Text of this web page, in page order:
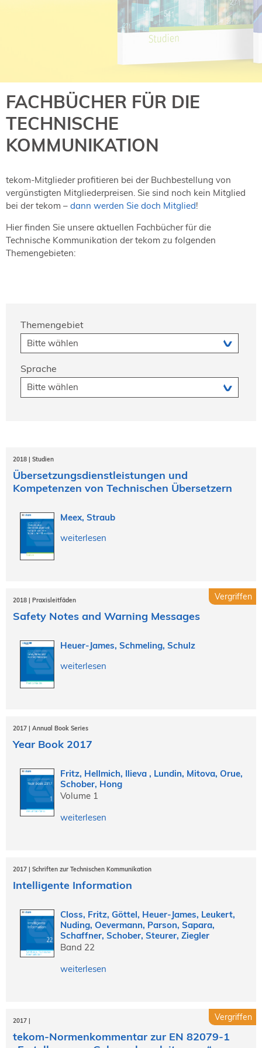
Mitglied werden
Expertenrat
Publikationen
Stellengesuche
Regionalgruppen
Downloadbereich
FACHBÜCHER FÜR DIE
TECHNISCHE
KOMMUNIKATION
tekom-Mitglieder profitieren bei der Buchbestellung von
vergünstigten Mitgliederpreisen. Sie sind noch kein Mitglied
bei der tekom – dann werden Sie doch Mitglied!
Hier finden Sie unsere aktuellen Fachbücher für die
Technische Kommunikation der tekom zu folgenden
Themengebieten:
Themengebiet
Sprache
2018 | Studien
Übersetzungsdienstleistungen und
Kompetenzen von Technischen Übersetzern
Meex, Straub
weiterlesen
Vergriffen
2018 | Praxisleitfäden
Safety Notes and Warning Messages
Heuer-James, Schmeling, Schulz
weiterlesen
2017 | Annual Book Series
Year Book 2017
Fritz, Hellmich, Ilieva , Lundin, Mitova, Orue,
Schober, Hong
Volume 1
weiterlesen
2017 | Schriften zur Technischen Kommunikation
Intelligente Information
Closs, Fritz, Göttel, Heuer-James, Leukert,
Nuding, Oevermann, Parson, Sapara,
Schaffner, Schober, Steurer, Ziegler
Band 22
weiterlesen
Vergriffen
2017 |
tekom-Normenkommentar zur EN 82079-1